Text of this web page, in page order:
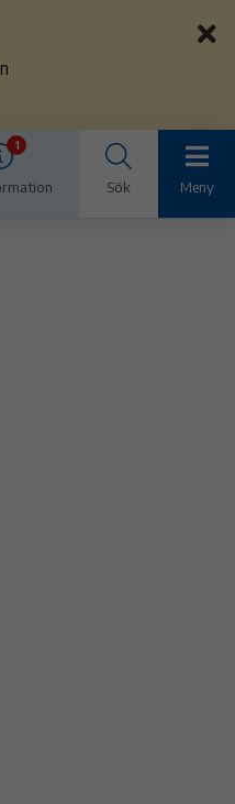
1
Sök Meny